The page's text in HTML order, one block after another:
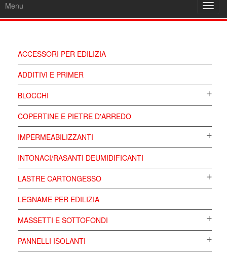
Menu
ACCESSORI PER EDILIZIA
ADDITIVI E PRIMER
BLOCCHI
COPERTINE E PIETRE D'ARREDO
IMPERMEABILIZZANTI
INTONACI/RASANTI DEUMIDIFICANTI
LASTRE CARTONGESSO
LEGNAME PER EDILIZIA
MASSETTI E SOTTOFONDI
PANNELLI ISOLANTI